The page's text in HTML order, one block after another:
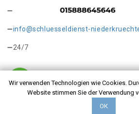
Wir verwenden Technologien wie Cookies.
Website stimmen Sie der Verwendung
ОК
info@schluesseldienst-
24/7
Copyright © 2026 Tresoröffnung